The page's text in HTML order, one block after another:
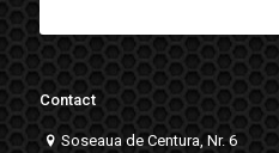
Contact
Soseaua de Centura, Nr. 6